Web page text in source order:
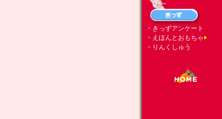
・きっずアンケート
・えほんとおもちゃ
・りんくしゅう